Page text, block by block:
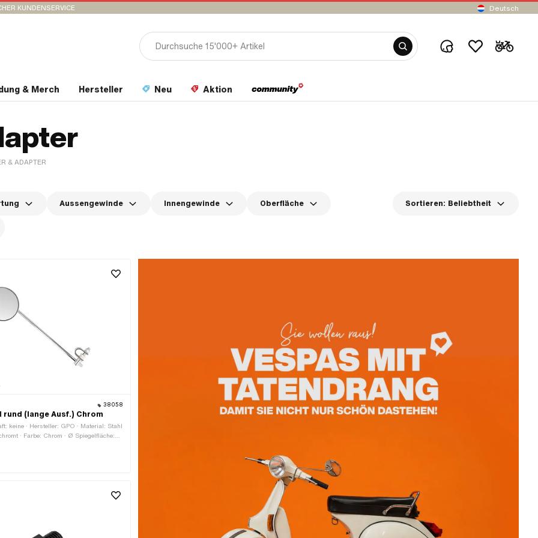
KUNDENSERVICE Deutsch
& Merch Hersteller Neu Aktion
& ADAPTER
Aussengewinde Innengewinde Oberfläche Sortieren: Beliebtheit
38058
rund (lange Ausf.) Chrom
keine · Hersteller: GPO · Material: Stahl
· Farbe: Chrom · Ø Spiegelfläche:
· Gewindegrösse: M10 ·